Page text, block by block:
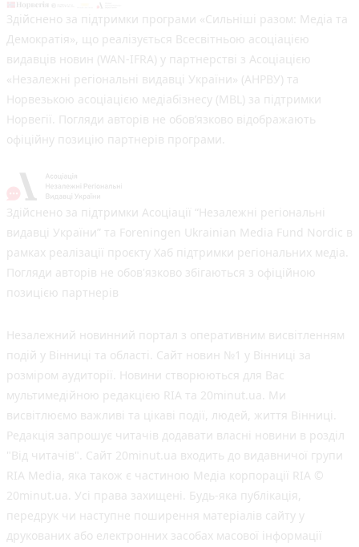
Здійснено за підтримки програми «Сильніші разом: Медіа та
Демократія», що реалізується Всесвітньою асоціацією
видавців новин (WAN-IFRA) у партнерстві з Асоціацією
«Незалежні регіональні видавці України» (АНРВУ) та
Норвезькою асоціацією медіабізнесу (MBL) за підтримки
Норвегії. Погляди авторів не обов’язково відображають
офіційну позицію партнерів програми.
Здійснено за підтримки Асоціації “Незалежні регіональні
видавці України” та Foreningen Ukrainian Media Fund Nordic в
рамках реалізації проєкту Хаб підтримки регіональних медіа.
Погляди авторів не обов'язково збігаються з офіційною
позицією партнерів
Незалежний новинний портал з оперативним висвітленням
подій у Вінниці та області. Сайт новин №1 у Вінниці за
розміром аудиторії. Новини створюються для Вас
мультимедійною редакцією RIA та 20minut.ua. Ми
висвітлюємо важливі та цікаві події, людей, життя Вінниці.
Редакція запрошує читачів додавати власні новини в розділ
"Від читачів". Сайт 20minut.ua входить до видавничої групи
RIA Media, яка також є частиною Медіа корпорації RIA ©
20minut.ua. Усі права захищені. Будь-яка публiкацiя,
передрук чи наступне поширення матеріалів сайту у
друкованих або електронних засобах масової інформації